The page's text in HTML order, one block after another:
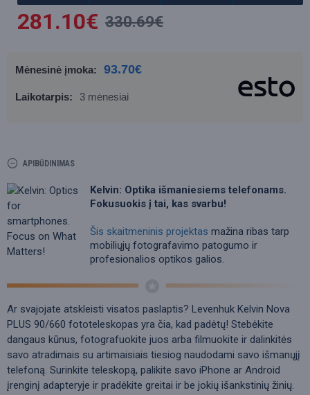
281.10€ 330.69€
Mėnesinė įmoka: 93.70€
Laikotarpis: 3 mėnesiai
APIBŪDINIMAS
Kelvin: Optika išmaniesiems telefonams.
Fokusuokis į tai, kas svarbu!
Šis skaitmeninis projektas mažina ribas tarp
mobiliųjų fotografavimo patogumo ir
profesionalios optikos galios.
Ar svajojate atskleisti visatos paslaptis? Levenhuk Kelvin Nova
PLUS 90/660 fototeleskopas yra čia, kad padėtų! Stebėkite
dangaus kūnus, fotografuokite juos arba filmuokite ir dalinkitės
savo atradimais su artimaisiais tiesiog naudodami savo išmanųjį
telefoną. Surinkite teleskopą, palikite savo iPhone ar Android
įrenginį adapteryje ir pradėkite greitai ir be jokių išankstinių žinių.